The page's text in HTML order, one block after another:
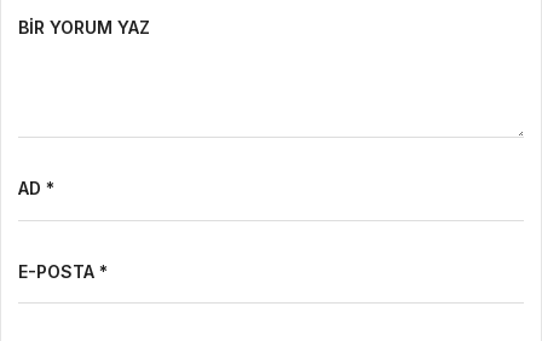
BIR YORUM YAZ
AD *
E-POSTA *